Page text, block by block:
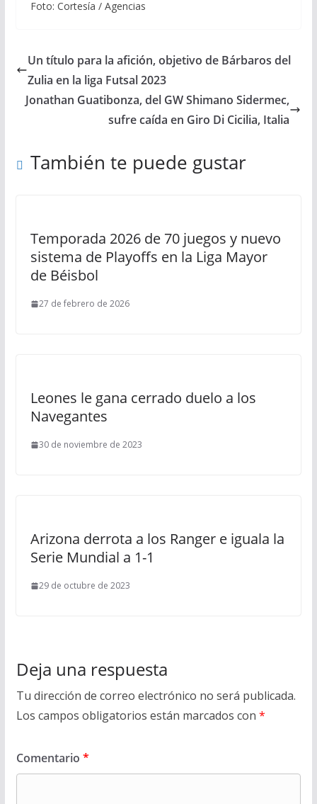
Foto: Cortesía / Agencias
Un título para la afición, objetivo de Bárbaros del
Zulia en la liga Futsal 2023
Jonathan Guatibonza, del GW Shimano Sidermec,
sufre caída en Giro Di Cicilia, Italia
También te puede gustar
Temporada 2026 de 70 juegos y nuevo
sistema de Playoffs en la Liga Mayor
de Béisbol
27 de febrero de 2026
Leones le gana cerrado duelo a los
Navegantes
30 de noviembre de 2023
Arizona derrota a los Ranger e iguala la
Serie Mundial a 1-1
29 de octubre de 2023
Deja una respuesta
Tu dirección de correo electrónico no será publicada.
Los campos obligatorios están marcados con *
Comentario *